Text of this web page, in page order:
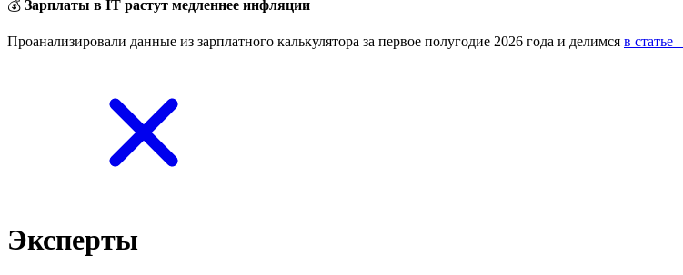
💰 Зарплаты в IT растут медленнее инфляции
Проанализировали данные из зарплатного калькулятора за первое полугодие 2026 года и делимся в статье
Эксперты